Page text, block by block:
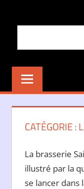
CATÉGORIE :
La brasserie
illustré par la
se lancer dans